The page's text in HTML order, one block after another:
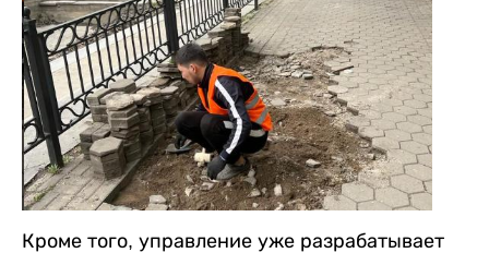
Кроме того, управление уже разрабатывает